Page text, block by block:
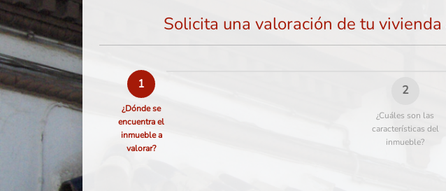
Solicita una valoración de tu
1
¿Dónde se
encuentra el
inmueble a
valorar?
2
¿Cuáles son las
características del
inmueble?